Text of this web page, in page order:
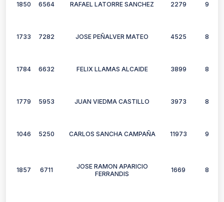
1850 6564 RAFAEL LATORRE SANCHEZ 2279 9
1733 7282 JOSE PEÑALVER MATEO 4525 8
1784 6632 FELIX LLAMAS ALCAIDE 3899 8
1779 5953 JUAN VIEDMA CASTILLO 3973 8
1046 5250 CARLOS SANCHA CAMPAÑA 11973 9
1857 6711
JOSE RAMON APARICIO
FERRANDIS
1669 8